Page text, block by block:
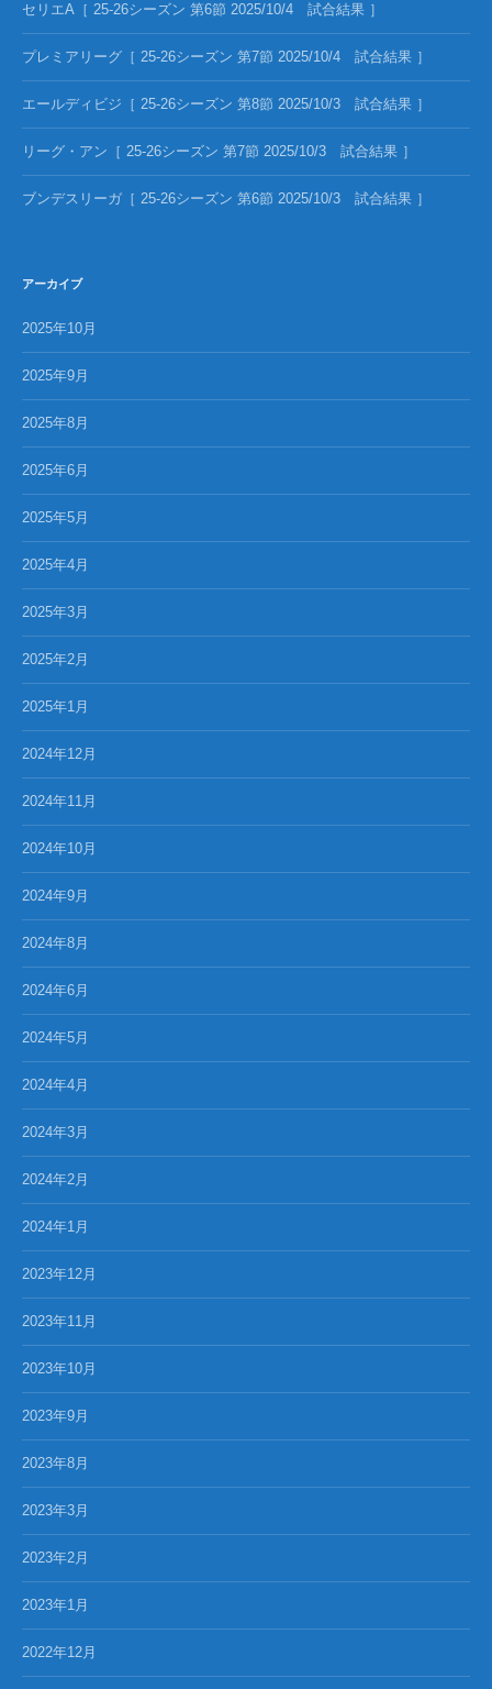
セリエA［ 25-26シーズン 第6節 2025/10/4 試合結果 ］
プレミアリーグ［ 25-26シーズン 第7節 2025/10/4 試合結果 ］
エールディビジ［ 25-26シーズン 第8節 2025/10/3 試合結果 ］
リーグ・アン［ 25-26シーズン 第7節 2025/10/3 試合結果 ］
ブンデスリーガ［ 25-26シーズン 第6節 2025/10/3 試合結果 ］
アーカイブ
2025年10月
2025年9月
2025年8月
2025年6月
2025年5月
2025年4月
2025年3月
2025年2月
2025年1月
2024年12月
2024年11月
2024年10月
2024年9月
2024年8月
2024年6月
2024年5月
2024年4月
2024年3月
2024年2月
2024年1月
2023年12月
2023年11月
2023年10月
2023年9月
2023年8月
2023年3月
2023年2月
2023年1月
2022年12月